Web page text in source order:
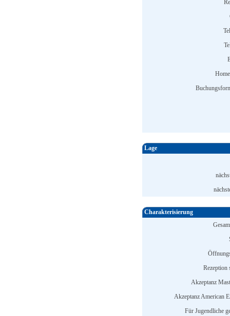
Lage
Charakterisierung
Rezeption
Akzeptanz
Akzeptanz American
Für Jugendliche